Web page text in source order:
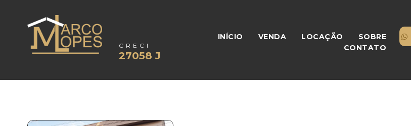
CRECI
27058 J
INÍCIO VENDA LOCAÇÃO
SOBRE
CONTATO